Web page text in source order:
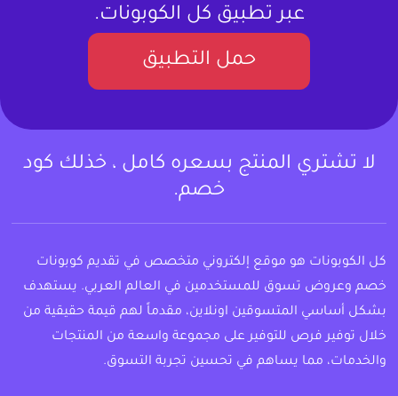
عبر تطبيق كل الكوبونات.
حمل التطبيق
لا تشتري المنتج بسعره كامل ، خذلك كود
خصم.
كل الكوبونات هو موقع إلكتروني متخصص في تقديم كوبونات
خصم وعروض تسوق للمستخدمين في العالم العربي. يستهدف
بشكل أساسي المتسوقين اونلاين، مقدماً لهم قيمة حقيقية من
خلال توفير فرص للتوفير على مجموعة واسعة من المنتجات
والخدمات، مما يساهم في تحسين تجربة التسوق.